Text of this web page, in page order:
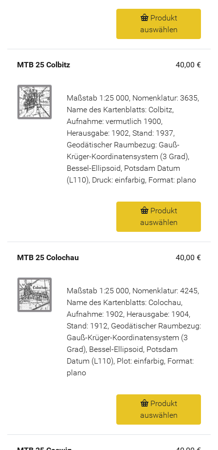
Produkt
auswählen
MTB 25 Colbitz 40,00 €
Maßstab 1:25 000, Nomenklatur: 3635,
Name des Kartenblatts: Colbitz,
Aufnahme: vermutlich 1900,
Herausgabe: 1902, Stand: 1937,
Geodätischer Raumbezug: Gauß-
Krüger-Koordinatensystem (3 Grad),
Bessel-Ellipsoid, Potsdam Datum
(L110), Druck: einfarbig, Format: plano
Produkt
auswählen
MTB 25 Colochau 40,00 €
Maßstab 1:25 000, Nomenklatur: 4245,
Name des Kartenblatts: Colochau,
Aufnahme: 1902, Herausgabe: 1904,
Stand: 1912, Geodätischer Raumbezug:
Gauß-Krüger-Koordinatensystem (3
Grad), Bessel-Ellipsoid, Potsdam
Datum (L110), Plot: einfarbig, Format:
plano
Produkt
auswählen